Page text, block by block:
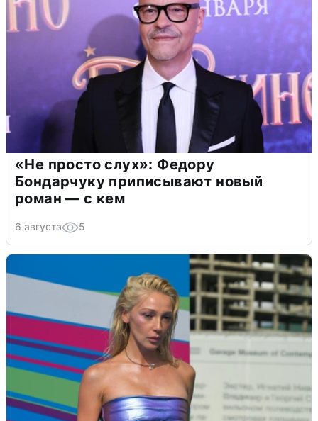
«Не просто слух»: Федору
Бондарчуку приписывают новый
роман — с кем
6 августа 5